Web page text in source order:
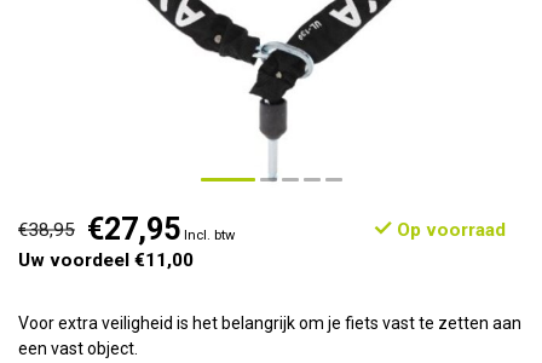
€38,95 €27,95 Incl. btw
Op voorraad
Uw voordeel €11,00
Voor extra veiligheid is het belangrijk om je fiets vast te zetten aan
een vast object.